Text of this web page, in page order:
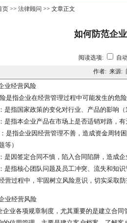
页 >> 法律顾问 >> 文章正文
如何防范企
阅读选项:
自
作者: 来源:
业经营风险
是指企业在经营管理过程中可能发生的危
指国家政策的变化对行业、产品的影响（
指本企业产品在市场上是否适销对路，有
是指企业因经营管理不善，造成资金周转
等）
因签定合同不慎，陷入合同陷阱，造成企
指核心团队问题及员工冲突、流失和知识
营过程中，牢固树立风险意识，切实采取
业经营风险
业各项规章制度，尤其重要的是建立合同